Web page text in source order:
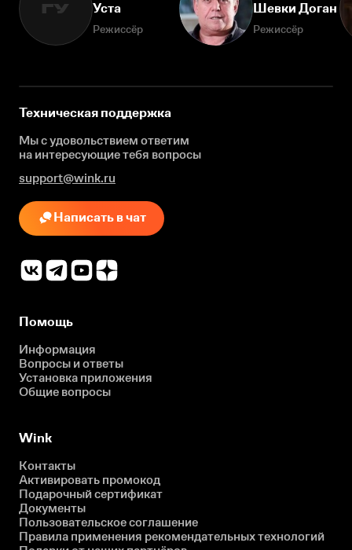
ГУ
Уста
Режиссёр
Шевки Доган
Режиссёр
Техническая поддержка
Мы с удовольствием ответим
на интересующиетебя вопросы
support@wink.ru
Написать в чат
Помощь
Информация
Вопросы и ответы
Установка приложения
Общие вопросы
Wink
Контакты
Активировать промокод
Подарочный сертификат
Документы
Пользовательское соглашение
Правила применения рекомендательных технологий